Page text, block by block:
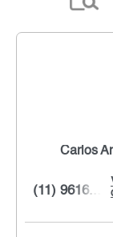
Carlos
(11) 9616...